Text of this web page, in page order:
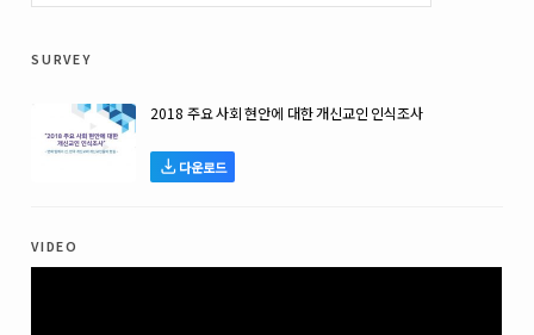
survey
2018 주요 사회 현안에 대한 개신교인 인식조사
다운로드
video